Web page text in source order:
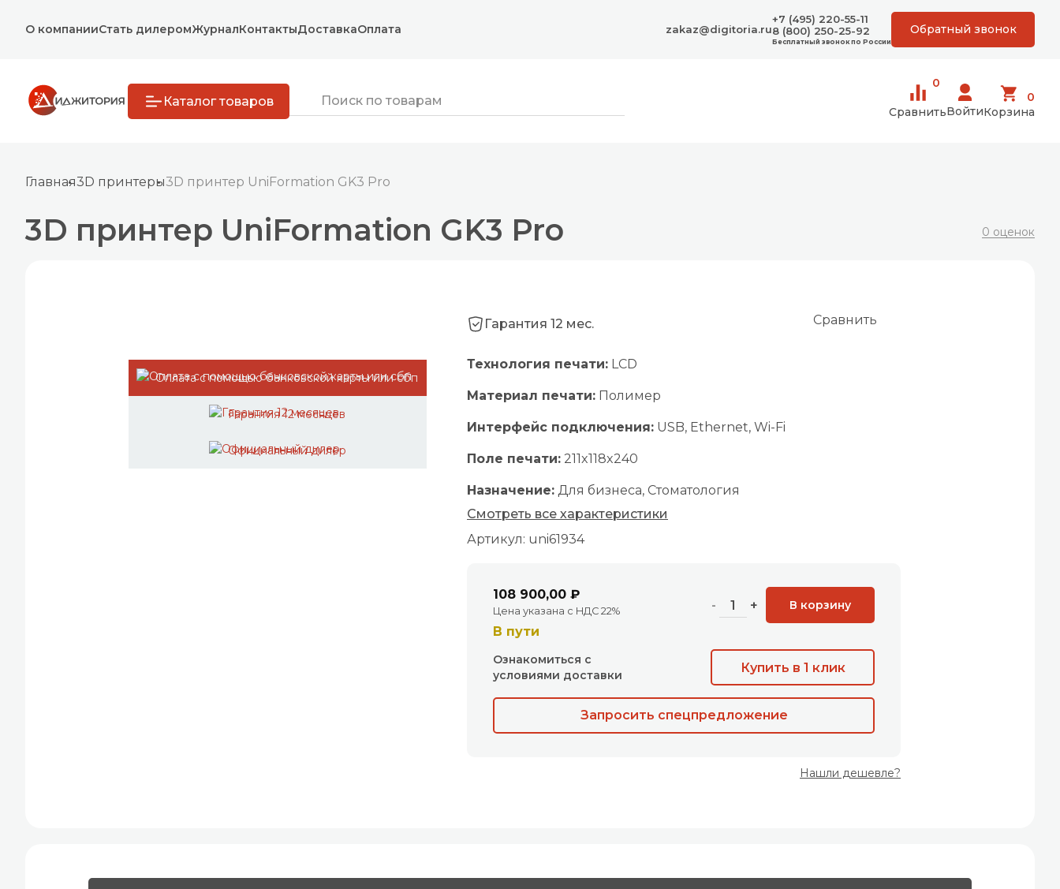
О компанииСтать дилеромЖурналКонтактыДоставкаОплата zakaz@digitoria.ru
+7 (495) 220-55-11
8 (800) 250-25-92
Бесплатный звонок по России
Обратный звонок
Каталог товаров
0
СравнитьВойти
0
Корзина
Главная3D принтеры3D принтер UniFormation GK3 Pro
3D принтер UniFormation GK3 Pro 0 оценок
Оплата с помощью банковской карты или сбп
Гарантия 12 месяцев
Официальный дилер
Артикул: uni61934
Сравнить
Гарантия 12 мес.
Технология печати: LCD
Материал печати: Полимер
Интерфейс подключения: USB, Ethernet, Wi-Fi
Поле печати: 211x118x240
Назначение: Для бизнеса, Стоматология
Смотреть все характеристики
108 900,00 ₽
Цена указана с НДС 22%
В пути
- +
Ознакомиться с
условиями доставки
Купить в 1 клик
В корзину
Запросить спецпредложение
Нашли дешевле?